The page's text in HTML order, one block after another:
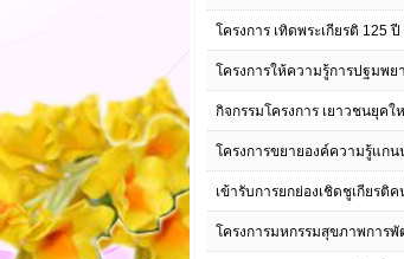
โครงการ เทิดพระเกียรติ 125
โครงการให้ความรู้การปฐมพ
กิจกรรมโครงการ เยาวชนยุค
โครงการขยายองค์ความรู้แก
เข้ารับการยกย่องเชิดชูเกียร
โครงการมหกรรมสุขภาพการ